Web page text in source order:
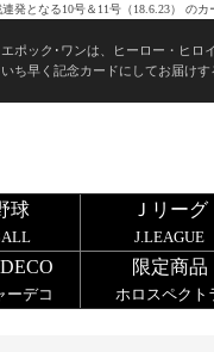
発となる10号＆11号（18.6.23） の
エポック･ワンは、ヒーロー・ヒロ
いち早く記念カードにしてお届け
球 Ｊリーグ
J.LEAGUE
ーデコ
限定商品
ホロスペクト